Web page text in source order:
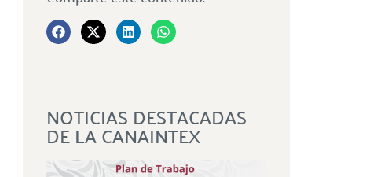
NOTICIAS DESTACADAS
DE LA CANAINTEX